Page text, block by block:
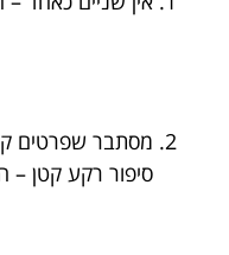
מסתבר שפרטים
סיפור רקע קטן –